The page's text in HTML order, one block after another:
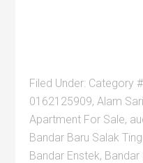
Filed Under: Category
0162125909,Alam Sari
Apartment For Sale,
Bandar Baru Salak
Bandar Enstek, Bandar